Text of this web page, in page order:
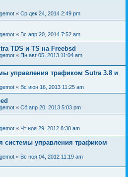
« Ср дек 24, 2014 2:49 pm
« Вс апр 20, 2014 7:52 am
TDS и TS на Freebsd
« Пн авг 05, 2013 11:04 am
управления трафиком Sutra 3.8 и
« Вс июн 16, 2013 11:25 am
« Сб апр 20, 2013 5:03 pm
« Чт ноя 29, 2012 8:30 am
системы управления трафиком
« Вс ноя 04, 2012 11:19 am